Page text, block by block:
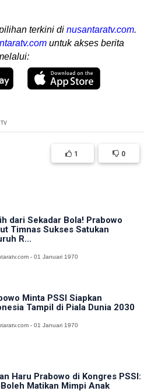
terkini di nusantaratv.com.
untuk akses berita
1 0
dari Sekadar Bola! Prabowo
Timnas Sukses Satukan
R...
- 01 Januari 1970
Minta PSSI Siapkan
Tampil di Piala Dunia 2030
- 01 Januari 1970
Haru Prabowo di Kongres PSSI:
Matikan Mimpi Anak